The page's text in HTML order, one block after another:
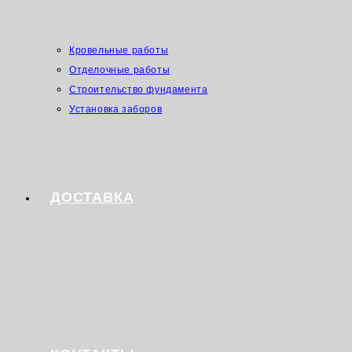
Кровельные работы
Отделочные работы
Строительство фундамента
Установка заборов
ДОСТАВКА